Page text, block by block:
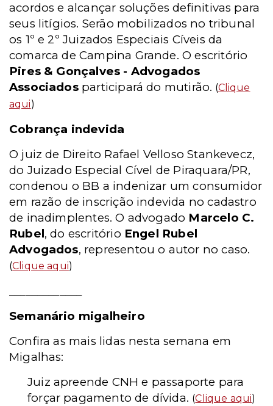
acordos e alcançar soluções definitivas para
seus litígios. Serão mobilizados no tribunal
os 1º e 2º Juizados Especiais Cíveis da
comarca de Campina Grande. O escritório
Pires & Gonçalves - Advogados
Associadosparticipará do mutirão. (Clique
aqui)
Cobrança indevida
O juiz de Direito Rafael Velloso Stankevecz,
do Juizado Especial Cível de Piraquara/PR,
condenou o BB a indenizar um consumidor
em razão de inscrição indevida no cadastro
de inadimplentes. O advogado Marcelo C.
Rubel, do escritório Engel Rubel
Advogados, representou o autor no caso.
(Clique aqui)
Semanário migalheiro
Confira as mais lidas nesta semana em
Migalhas:
Juiz apreende CNH e passaporte para
forçar pagamento de dívida. (Clique aqui)